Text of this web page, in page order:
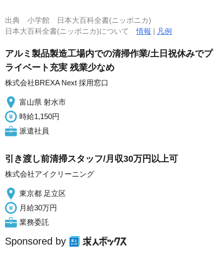
出典 小学館 日本大百科全書(ニッポニカ)
日本大百科全書(ニッポニカ)について情報 | 凡例
アルミ製品製造工場内での清掃作業/土日祝休みでプ
ライベート充実 残業少なめ
株式会社BREXA Next 採用窓口
富山県 射水市
時給1,150円
派遣社員
引き渡し前清掃スタッフ/月収30万円以上可
株式会社アイクリーニング
東京都 足立区
月給30万円
業務委託
Sponsored by